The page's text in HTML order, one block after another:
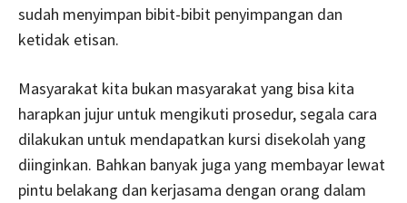
sudah menyimpan bibit-bibit penyimpangan dan
ketidak etisan.
Masyarakat kita bukan masyarakat yang bisa kita
harapkan jujur untuk mengikuti prosedur, segala cara
dilakukan untuk mendapatkan kursi disekolah yang
diinginkan. Bahkan banyak juga yang membayar lewat
pintu belakang dan kerjasama dengan orang dalam